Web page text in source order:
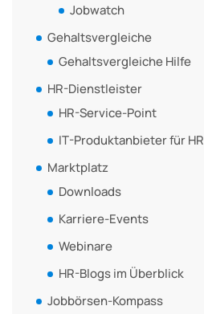
Jobwatch
Gehaltsvergleiche
Gehaltsvergleiche Hilfe
HR-Dienstleister
HR-Service-Point
IT-Produktanbieter für HR
Marktplatz
Downloads
Karriere-Events
Webinare
HR-Blogs im Überblick
Jobbörsen-Kompass